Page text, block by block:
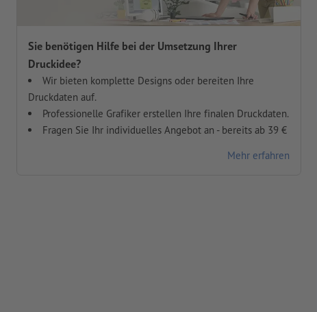
Sie benötigen Hilfe bei der Umsetzung Ihrer
Druckidee?
Wir bieten komplette Designs oder bereiten Ihre
Druckdaten auf.
Professionelle Grafiker erstellen Ihre finalen Druckdaten.
Fragen Sie Ihr individuelles Angebot an - bereits ab 39 €
Mehr erfahren